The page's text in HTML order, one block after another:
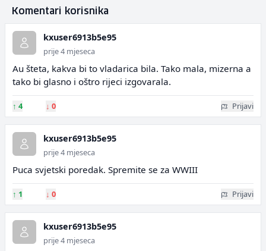
Komentari korisnika
kxuser6913b5e95
prije 4 mjeseca
Au šteta, kakva bi to vladarica bila. Tako mala, mizerna a
tako bi glasno i oštro rijeci izgovarala.
↑ 4 ↓ 0 Prijavi
kxuser6913b5e95
prije 4 mjeseca
Puca svjetski poredak. Spremite se za WWIII
↑ 1 ↓ 0 Prijavi
kxuser6913b5e95
prije 4 mjeseca